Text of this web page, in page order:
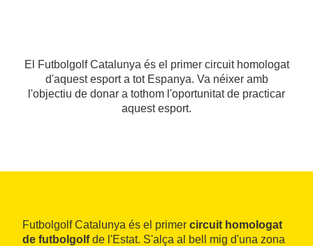
El Futbolgolf Catalunya és el primer circuit homologat
d'aquest esport a tot Espanya. Va néixer amb
l'objectiu de donar a tothom l'oportunitat de practicar
aquest esport.
Futbolgolf Catalunya és el primer circuit homologat
de futbolgolfde l'Estat. S'alça al bell mig d'una zona